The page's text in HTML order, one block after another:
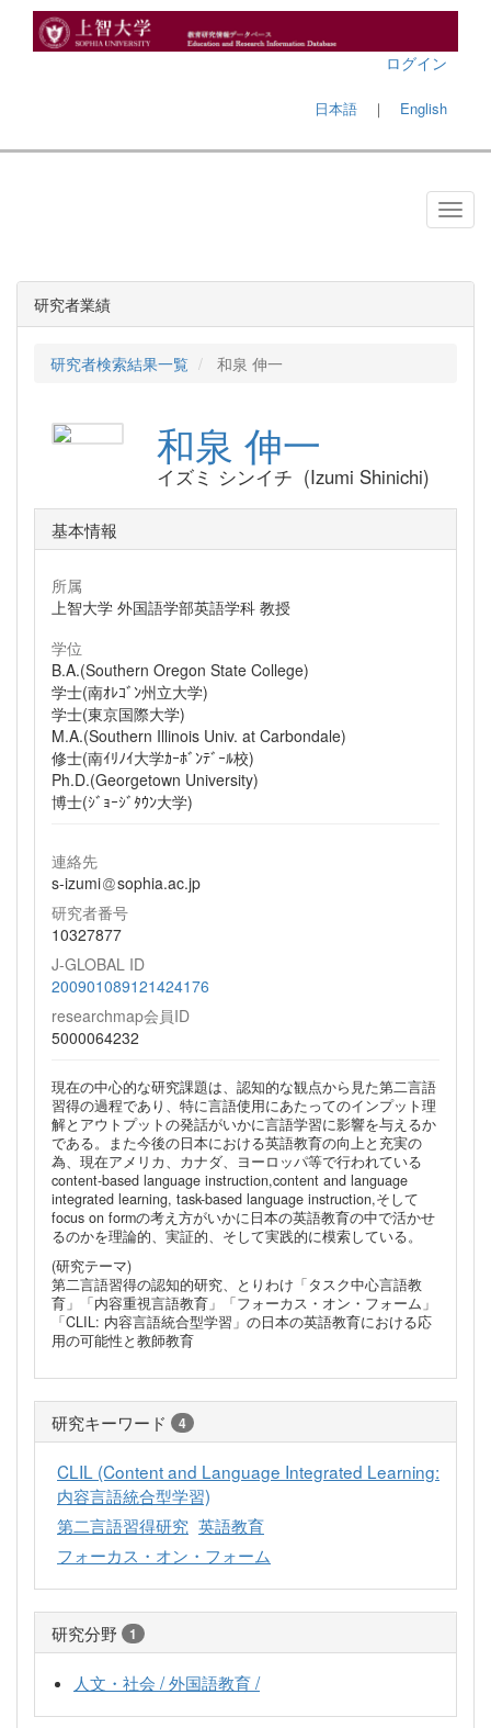
ログイン
日本語 ｜ English
研究者業績
研究者検索結果一覧 和泉 伸一
和泉 伸一
イズミ シンイチ (Izumi Shinichi)
基本情報
所属
上智大学 外国語学部英語学科 教授
学位
B.A.(Southern Oregon State College)
学士(南ｵﾚｺﾞﾝ州立大学)
学士(東京国際大学)
M.A.(Southern Illinois Univ. at Carbondale)
修士(南ｲﾘﾉｲ大学ｶｰﾎﾞﾝﾃﾞｰﾙ校)
Ph.D.(Georgetown University)
博士(ｼﾞｮｰｼﾞﾀｳﾝ大学)
連絡先
s-izumi
sophia.ac.jp
研究者番号
10327877
J-GLOBAL ID
200901089121424176
researchmap会員ID
5000064232
現在の中心的な研究課題は、認知的な観点から見た第二言語
習得の過程であり、特に言語使用にあたってのインプット理
解とアウトプットの発話がいかに言語学習に影響を与えるか
である。また今後の日本における英語教育の向上と充実の
為、現在アメリカ、カナダ、ヨーロッパ等で行われている
content-based language instruction,content and language
integrated learning, task-based language instruction,そして
focus on formの考え方がいかに日本の英語教育の中で活かせ
るのかを理論的、実証的、そして実践的に模索している。
(研究テーマ)
第二言語習得の認知的研究、とりわけ「タスク中心言語教
育」「内容重視言語教育」「フォーカス・オン・フォーム」
「CLIL: 内容言語統合型学習」の日本の英語教育における応
用の可能性と教師教育
研究キーワード 4
CLIL (Content and Language Integrated Learning:
内容言語統合型学習)
第二言語習得研究 英語教育
フォーカス・オン・フォーム
研究分野 1
人文・社会 / 外国語教育 /